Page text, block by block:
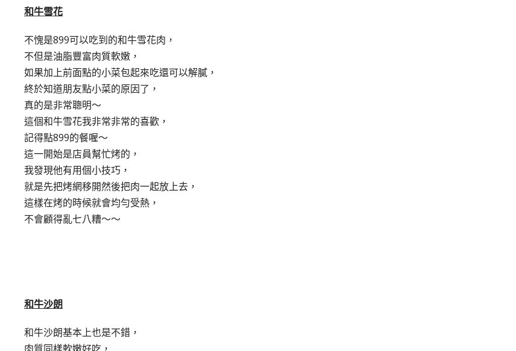
和牛雪花
不愧是899可以吃到的和牛雪花肉，
不但是油脂豐富肉質軟嫩，
如果加上前面點的小菜包起來吃還可以解膩，
終於知道朋友點小菜的原因了，
真的是非常聰明～
這個和牛雪花我非常非常的喜歡，
記得點899的餐喔～
這一開始是店員幫忙烤的，
我發現他有用個小技巧，
就是先把烤網移開然後把肉一起放上去，
這樣在烤的時候就會均勻受熱，
不會顧得亂七八糟～～
和牛沙朗
和牛沙朗基本上也是不錯，